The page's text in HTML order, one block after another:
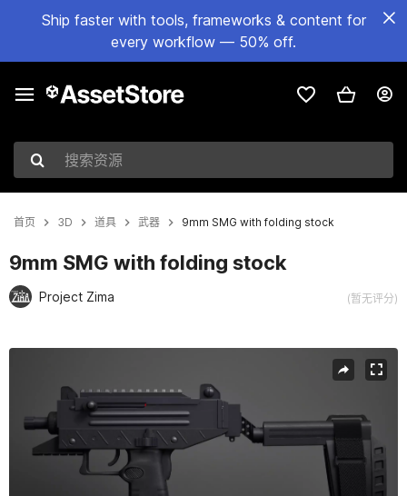
Ship faster with tools, frameworks & content for
every workflow — 50% off.
搜索资源
首页 3D 道具 武器 9mm SMG with folding stock
9mm SMG with folding stock
Project Zima (暂无评分)